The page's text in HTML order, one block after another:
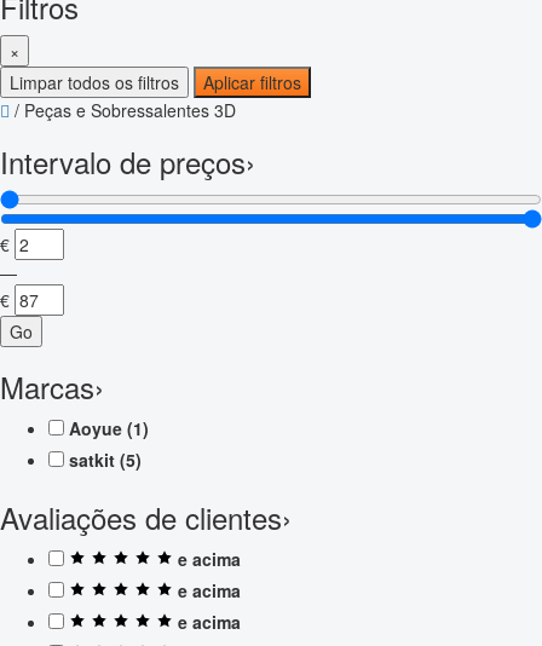
×
Limpar todos os filtros
Aplicar filtros
/ Peças e Sobressalentes 3D
Intervalo de preços›
€
—
€
Go
Marcas›
Aoyue (1)
satkit (5)
Avaliações de clientes›
e acima
e acima
e acima